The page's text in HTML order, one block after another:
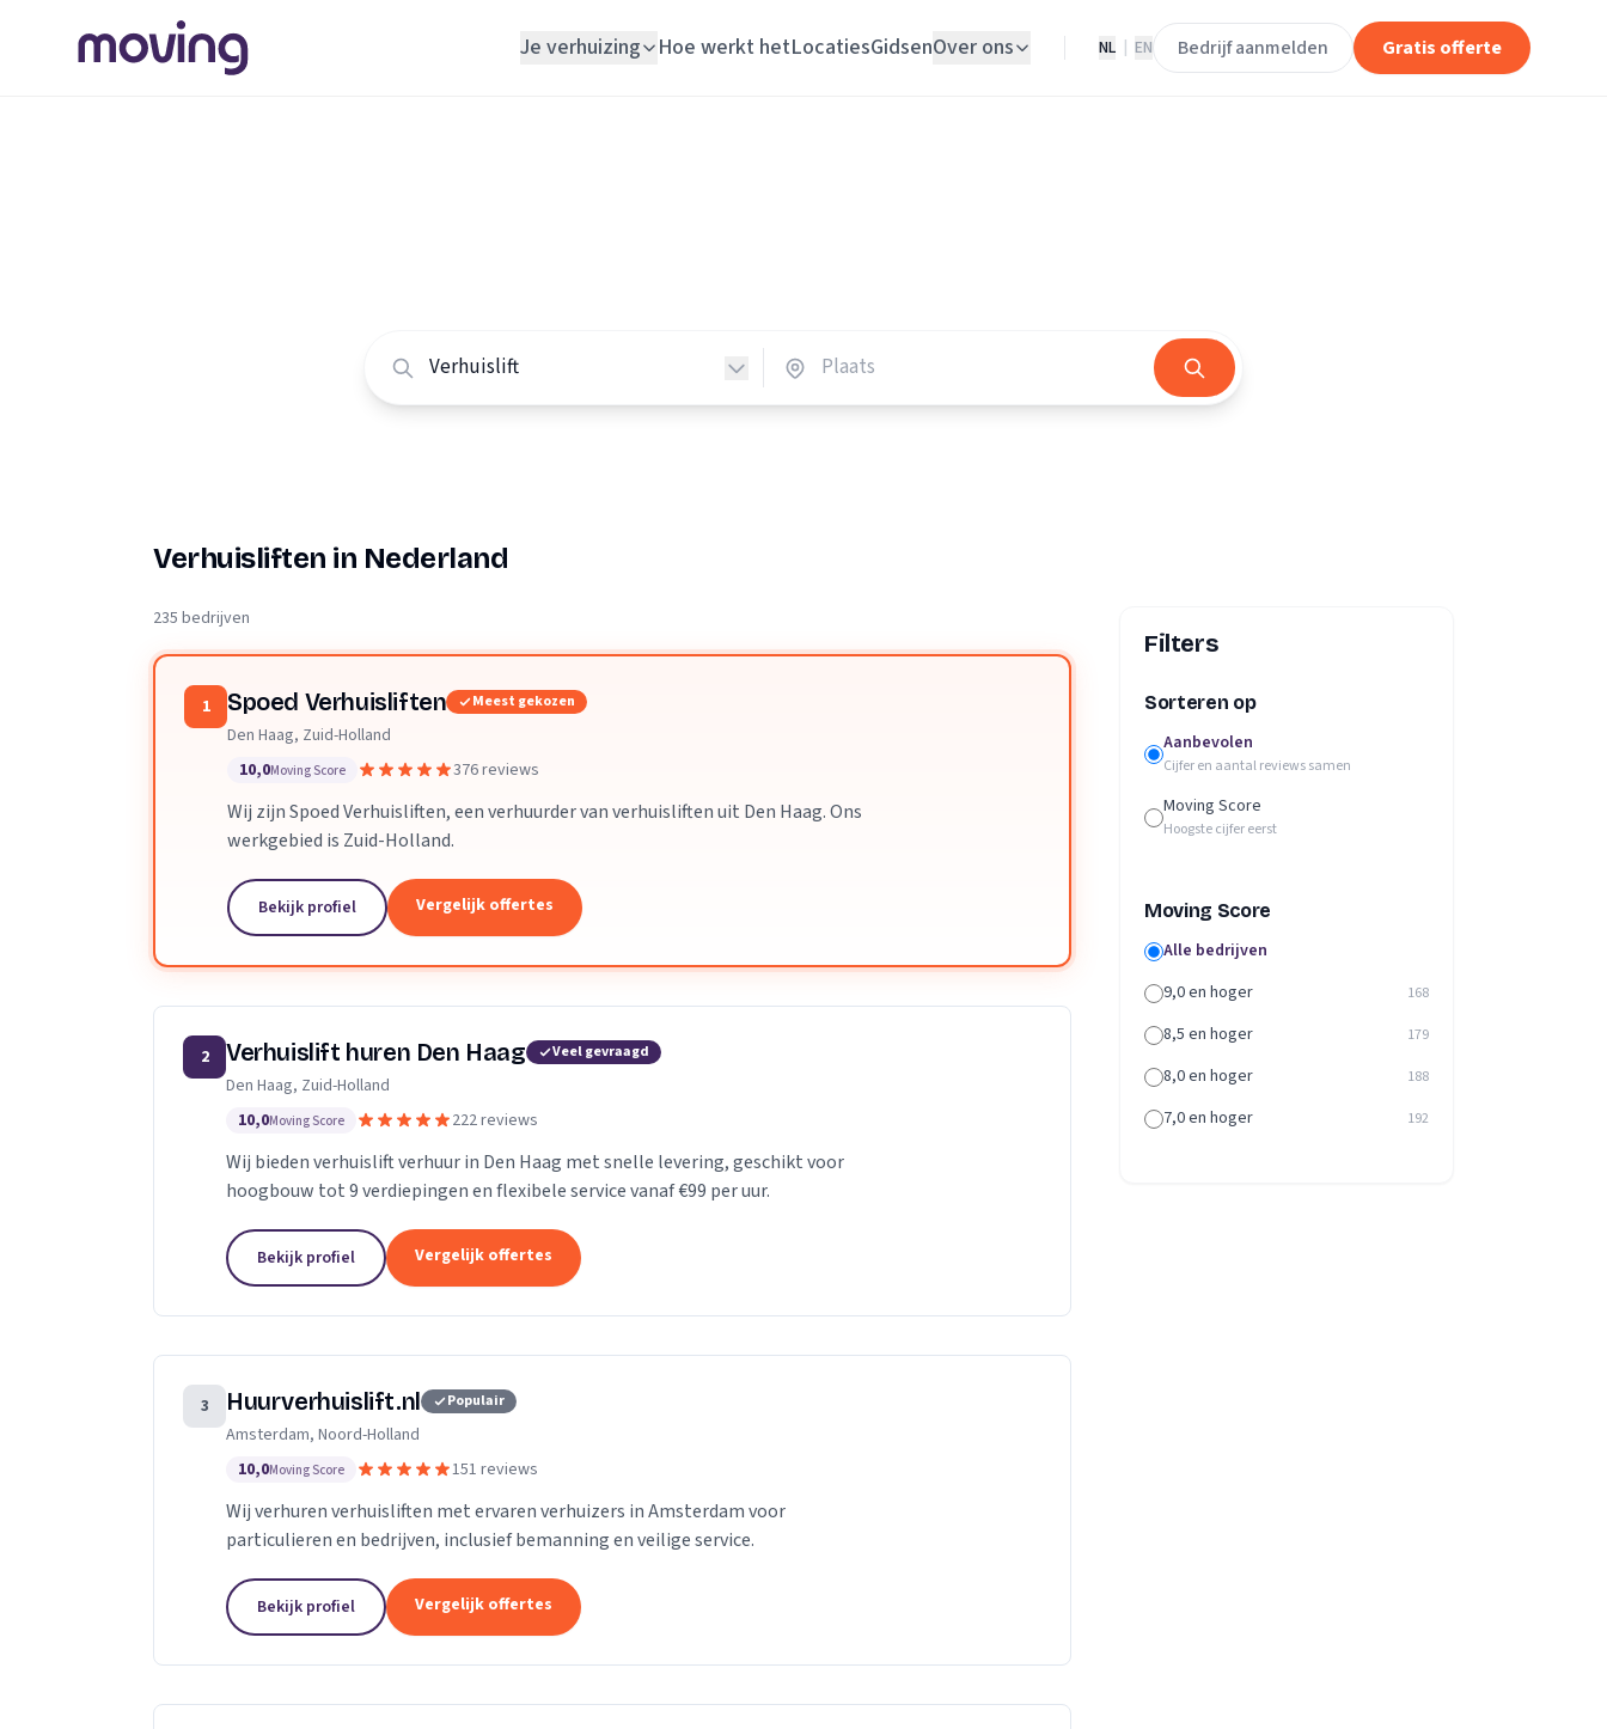
Je verhuizing
Loodgieter
Slotenmaker
Verhuisplanner
Hoe werkt hetLocatiesGidsenOver ons NL EN Bedrijf aanmelden Gratis offerte
Verhuisliften in Nederland
235 bedrijven
1 Spoed Verhuisliften Meest gekozen
Den Haag, Zuid-Holland
10,0Moving Score 376 reviews
Wij zijn Spoed Verhuisliften, een verhuurder van verhuisliften uit Den Haag. Ons
werkgebied is Zuid-Holland.
Bekijk profiel Vergelijk offertes
2 Verhuislift huren Den Haag Veel gevraagd
Den Haag, Zuid-Holland
10,0Moving Score 222 reviews
Wij bieden verhuislift verhuur in Den Haag met snelle levering, geschikt voor
hoogbouw tot 9 verdiepingen en flexibele service vanaf €99 per uur.
Bekijk profiel Vergelijk offertes
3 Huurverhuislift.nl Populair
Amsterdam, Noord-Holland
10,0Moving Score 151 reviews
Wij verhuren verhuisliften met ervaren verhuizers in Amsterdam voor
particulieren en bedrijven, inclusief bemanning en veilige service.
Bekijk profiel Vergelijk offertes
Filters
Sorteren op
Aanbevolen
Cijfer en aantal reviews samen
Moving Score
Hoogste cijfer eerst
Moving Score
Alle bedrijven
9,0 en hoger
168
8,5 en hoger 179
8,0 en hoger 188
7,0 en hoger 192